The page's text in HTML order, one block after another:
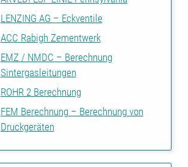
LENZING AG – Eckventile
ACC Rabigh Zementwerk
EMZ / NMDC – Berechnung
Sintergasleitungen
ROHR 2 Berechnung
FEM Berechnung – Berechnung von
Druckgeräten